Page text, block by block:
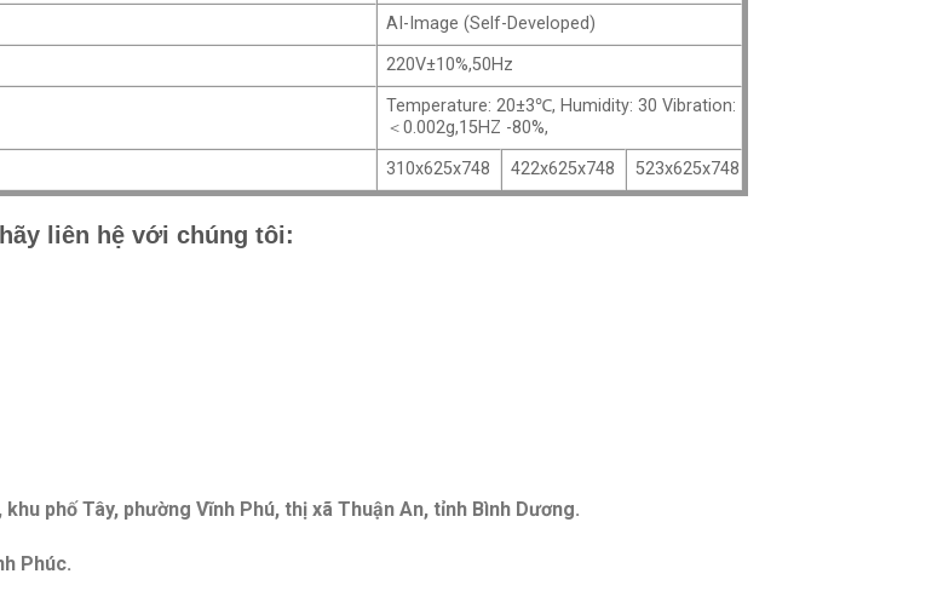
AI-Image (Self-Developed)
220V±10%,50Hz
Temperature: 20±3℃, Humidity: 30 Vibration:
＜0.002g,15HZ -80%,
310x625x748 422x625x748 523x625x748
liên hệ với chúng tôi:
phố Tây, phường Vĩnh Phú, thị xã Thuận An, tỉnh Bình Dương.
Phúc.